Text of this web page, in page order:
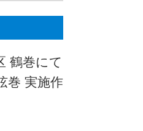
鶴巻にて
巻 実施作